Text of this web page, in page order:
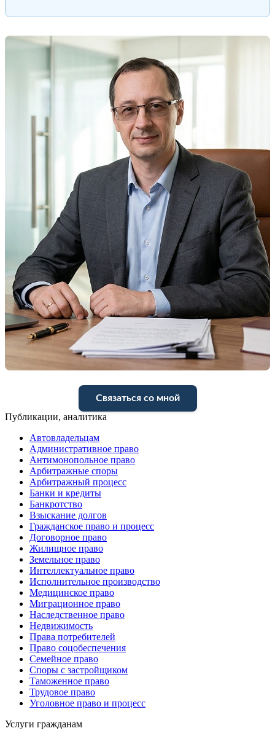
Связаться со мной
Публикации, аналитика
Автовладельцам
Административное право
Антимонопольное право
Арбитражные споры
Арбитражный процесс
Банки и кредиты
Банкротство
Взыскание долгов
Гражданское право и процесс
Договорное право
Жилищное право
Земельное право
Интеллектуальное право
Исполнительное производство
Медицинское право
Миграционное право
Наследственное право
Недвижимость
Права потребителей
Право соцобеспечения
Семейное право
Споры с застройщиком
Таможенное право
Трудовое право
Уголовное право и процесс
Услуги гражданам